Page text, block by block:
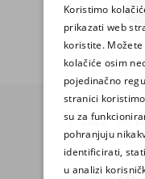
© 2025. Sva
Koristimo
prikazati web
koristite.
kolačiće osim
pojedinačno
stranici
su za
pohranjuju
identificirati,
u analizi